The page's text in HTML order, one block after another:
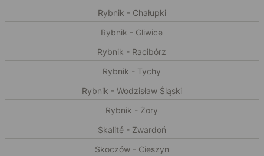
Rybnik - Chałupki
Rybnik - Gliwice
Rybnik - Racibórz
Rybnik - Tychy
Rybnik - Wodzisław Śląski
Rybnik - Żory
Skalité - Zwardoń
Skoczów - Cieszyn